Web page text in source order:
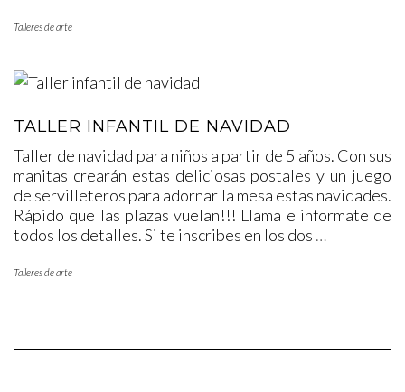
Talleres de arte
TALLER INFANTIL DE NAVIDAD
Taller de navidad para niños a partir de 5 años. Con sus
manitas crearán estas deliciosas postales y un juego
de servilleteros para adornar la mesa estas navidades.
Rápido que las plazas vuelan!!! Llama e informate de
todos los detalles. Si te inscribes en los dos …
Talleres de arte